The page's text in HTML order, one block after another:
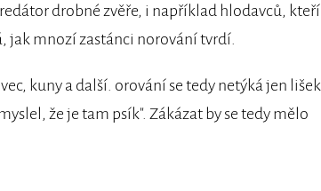
drobné zvěře, i například hlodavců, kteří
jak mnozí zastánci norování tvrdí.
kuny a další. orování se tedy netýká jen lišek
že je tam psík". Zákázat by se tedy mělo